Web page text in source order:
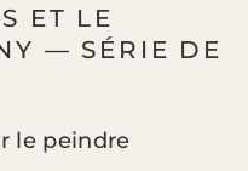
ET LE
— SÉRIE DE
le peindre